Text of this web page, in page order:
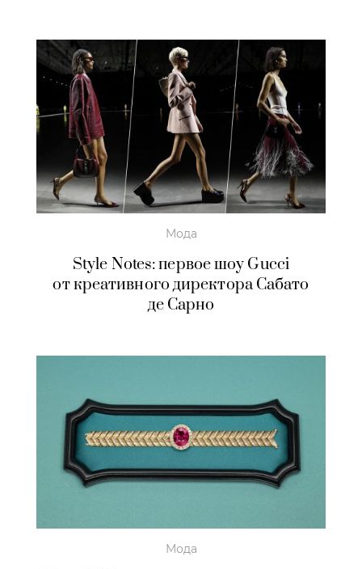
Мода
Style Notes: первое шоу Gucci
от креативного директора Сабато
де Сарно
Мода